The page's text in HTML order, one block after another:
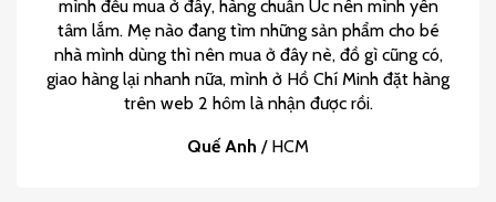
mình đều mua ở đây, hàng chuẩn Úc nên mình yên
tâm lắm. Mẹ nào đang tìm những sản phẩm cho bé
nhà mình dùng thì nên mua ở đây nè, đồ gì cũng có,
giao hàng lại nhanh nữa, mình ở Hồ Chí Minh đặt hàng
trên web 2 hôm là nhận được rồi.
Quế Anh / HCM